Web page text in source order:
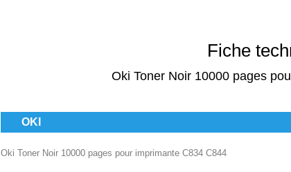
Fiche
Oki Toner Noir 10000 pages
OKI
Oki Toner Noir 10000 pages pour imprimante C834 C844